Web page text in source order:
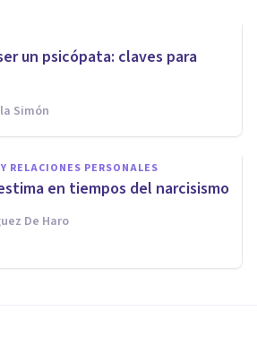
un psicópata: claves para
Simón
RELACIONES PERSONALES
en tiempos del narcisismo
De Haro